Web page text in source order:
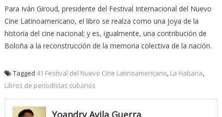
Para Iván Giroud, presidente del Festival Internacional del Nuevo
Cine Latinoamericano, el libro se realza como una joya de la
historia del cine nacional; y es, igualmente, una contribución de
Boloña a la reconstrucción de la memoria colectiva de la nación.
Tagged 41 Festival del Nuevo Cine Latinoamericano, La Habana,
Libros de periodistas cubanos